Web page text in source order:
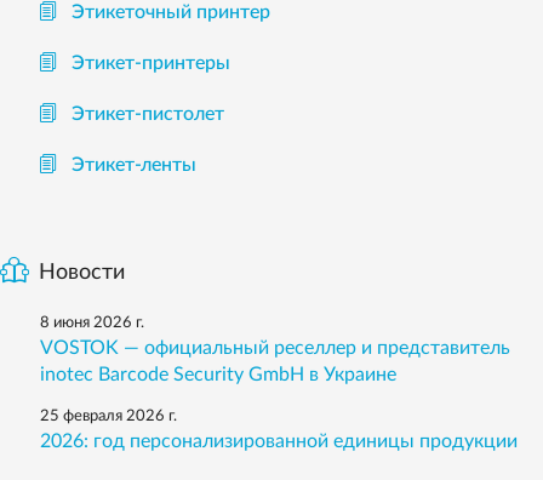
Этикеточный принтер
Этикет-принтеры
Этикет-пистолет
Этикет-ленты
Новости
8 июня 2026 г.
VOSTOK — официальный реселлер и представитель
inotec Barcode Security GmbH в Украине
25 февраля 2026 г.
2026: год персонализированной единицы продукции